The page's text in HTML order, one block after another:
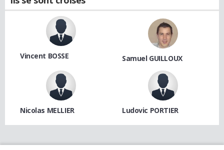
Vincent BOSSE Samuel GUILLOUX
Nicolas MELLIER Ludovic PORTIER